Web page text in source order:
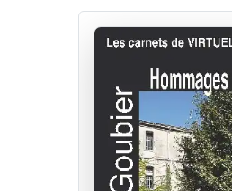
Sève Destour, ce
ode à la
profondeur de